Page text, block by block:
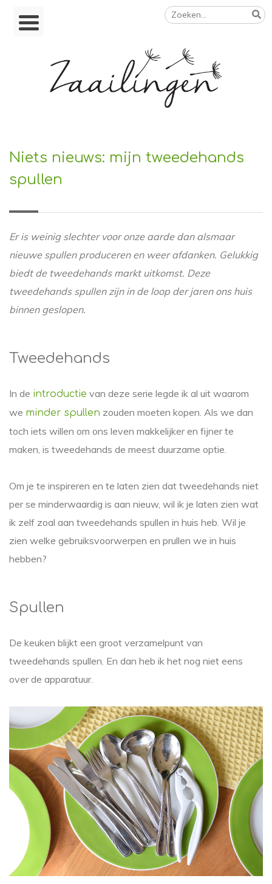
Skip
Zoeken
naar:
Niets nieuws: mijn tweedehands
spullen
Er is weinig slechter voor onze aarde dan alsmaar
nieuwe spullen produceren en weer afdanken. Gelukkig
biedt de tweedehands markt uitkomst. Deze
tweedehands spullen zijn in de loop der jaren ons huis
binnen geslopen.
Tweedehands
In de introductie van deze serie legde ik al uit waarom
we minder spullen zouden moeten kopen. Als we dan
toch iets willen om ons leven makkelijker en fijner te
maken, is tweedehands de meest duurzame optie.
Om je te inspireren en te laten zien dat tweedehands niet
per se minderwaardig is aan nieuw, wil ik je laten zien wat
ik zelf zoal aan tweedehands spullen in huis heb. Wil je
zien welke gebruiksvoorwerpen en prullen we in huis
hebben?
Spullen
De keuken blijkt een groot verzamelpunt van
tweedehands spullen. En dan heb ik het nog niet eens
over de apparatuur.